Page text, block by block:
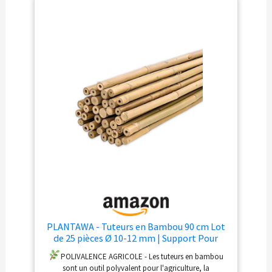
PLANTAWA - Tuteurs en Bambou 90 cm Lot
de 25 pièces Ø 10-12 mm | Support Pour
Plantes, Légumes, Tomates et Plants de
Tomates | Tuteur Pour Plante Faciles à
POLIVALENCE AGRICOLE - Les tuteurs en bambou
sont un outil polyvalent pour l'agriculture, la